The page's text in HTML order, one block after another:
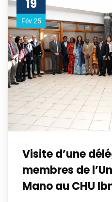
19
Fév 25
Visite d’une
membres de
Mano au CHU